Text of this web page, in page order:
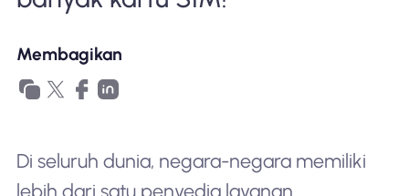
Membagikan
Di seluruh dunia, negara-negara memiliki
lebih dari satu penyedia layanan